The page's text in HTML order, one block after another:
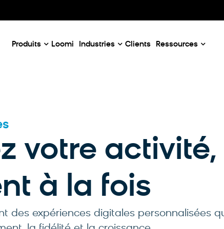
Produits Loomi Industries Clients Ressources
Email Use Cases
votre activité,
à la fois
des expériences digitales personnalisées